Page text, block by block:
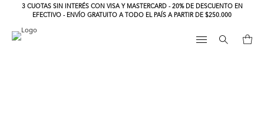
3 CUOTAS SIN INTERÉS CON VISA Y MASTERCARD - 20% DE DESCUENTO EN
EFECTIVO - ENVÍO GRATUITO A TODO EL PAÍS A PARTIR DE $250.000